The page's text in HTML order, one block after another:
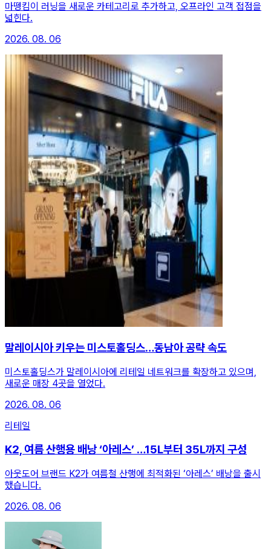
마뗑킴이 러닝을 새로운 카테고리로 추가하고, 오프라인 고객 접점을
넓힌다.
2026. 08. 06
말레이시아 키우는 미스토홀딩스…동남아 공략 속도
미스토홀딩스가 말레이시아에 리테일 네트워크를 확장하고 있으며,
새로운 매장 4곳을 열었다.
2026. 08. 06
리테일
K2, 여름 산행용 배낭 ‘아레스’ …15L부터 35L까지 구성
아웃도어 브랜드 K2가 여름철 산행에 최적화된 ‘아레스’ 배낭을 출시
했습니다.
2026. 08. 06